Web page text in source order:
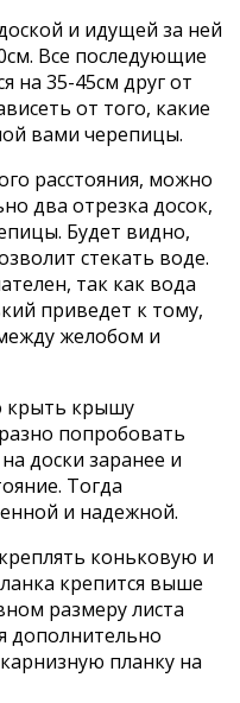
и идущей за ней
Все последующие
на 35-45см друг от
от того, какие
вами черепицы.
расстояния, можно
два отрезка досок,
Будет видно,
стекать воде.
так как вода
приведет к тому,
желобом и
крыть крышу
попробовать
доски заранее и
Тогда
и надежной.
коньковую и
крепится выше
размеру листа
дополнительно
планку на